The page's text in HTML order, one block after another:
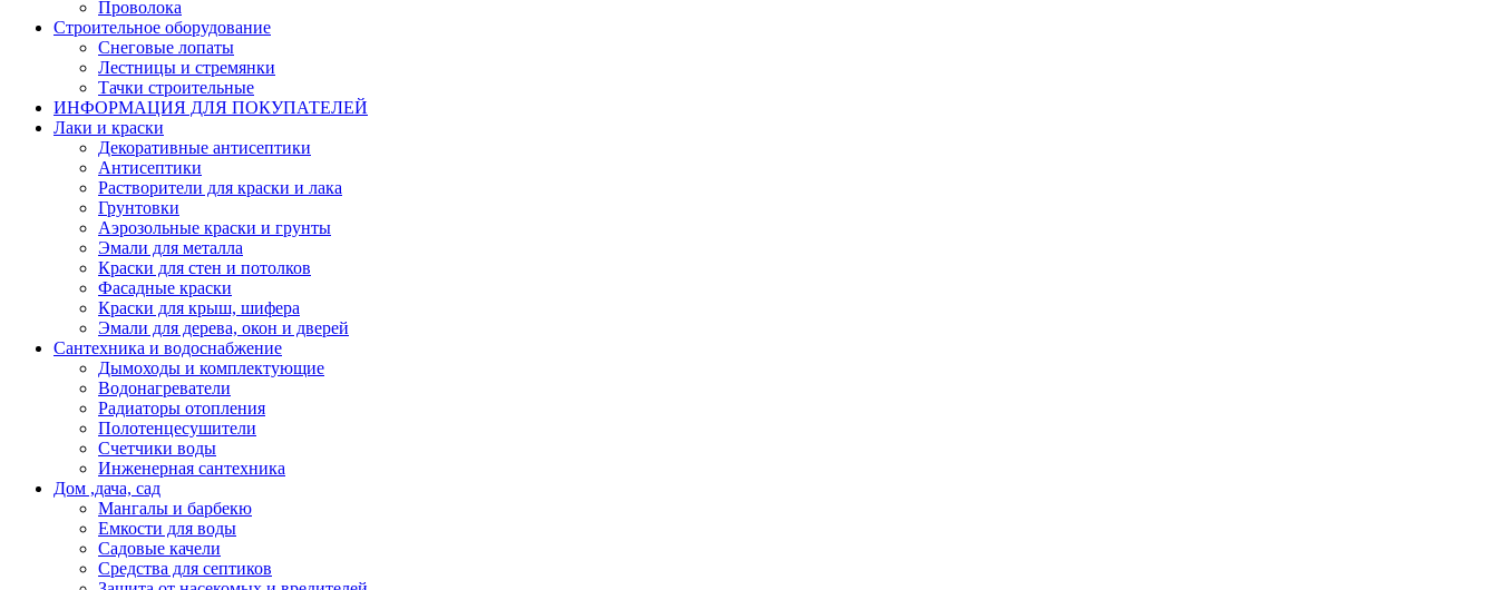
Проволока
Строительное оборудование
Снеговые лопаты
Лестницы и стремянки
Тачки строительные
ИНФОРМАЦИЯ ДЛЯ ПОКУПАТЕЛЕЙ
Лаки и краски
Декоративные антисептики
Антисептики
Растворители для краски и лака
Грунтовки
Аэрозольные краски и грунты
Эмали для металла
Краски для стен и потолков
Фасадные краски
Краски для крыш, шифера
Эмали для дерева, окон и дверей
Сантехника и водоснабжение
Дымоходы и комплектующие
Водонагреватели
Радиаторы отопления
Полотенцесушители
Счетчики воды
Инженерная сантехника
Дом ,дача, сад
Мангалы и барбекю
Емкости для воды
Садовые качели
Средства для септиков